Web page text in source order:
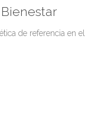
de referencia en el